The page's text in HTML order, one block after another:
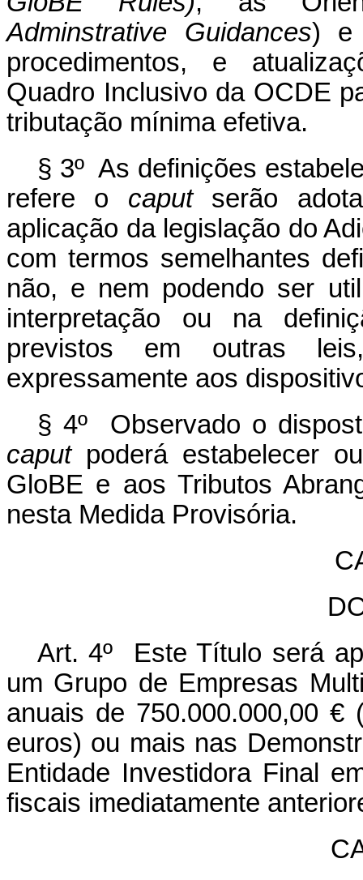
Adminstrative Guidances) e
procedimentos, e
Quadro Inclusivo da OCDE
tributação mínima efetiva.
§ 3º As definições
refere o caput serão
aplicação da legislação do
com termos semelhantes
não, e nem podendo ser
interpretação ou na
previstos em outras
expressamente aos
§ 4º Observado o
caputpoderá estabelecer
GloBE e aos Tributos
nesta Medida Provisória.
Art. 4º Este Título será
um Grupo de Empresas
anuais de 750.000.000,00 €
euros) ou mais nas
Entidade Investidora Final
fiscais imediatamente